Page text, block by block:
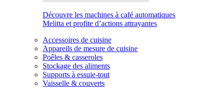
Découvre les machines à café automatiques
Melitta et profite d’actions attrayantes
Accessoires de cuisine
Appareils de mesure de cuisine
Poêles & casseroles
Stockage des aliments
Supports à essuie-tout
Vaisselle & couverts